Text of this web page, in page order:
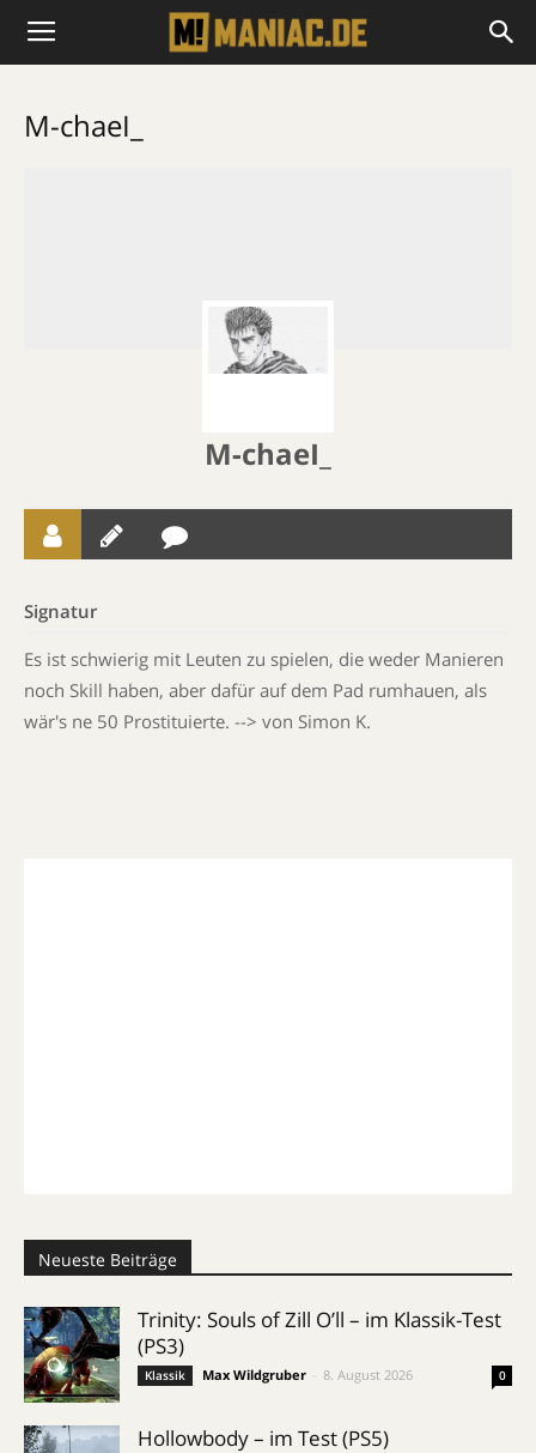
M-chaeI_
M-chaeI_
Signatur
Es ist schwierig mit Leuten zu spielen, die weder Manieren
noch Skill haben, aber dafür auf dem Pad rumhauen, als
wär's ne 50 Prostituierte. --> von Simon K.
Neueste Beiträge
Trinity: Souls of Zill O’ll – im Klassik-Test
(PS3)
Klassik Max Wildgruber 8. August 2026 0
Hollowbody – im Test (PS5)